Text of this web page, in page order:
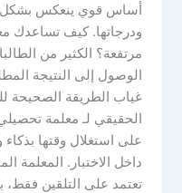
أساس قوي ينعكس بشكل
ودرجاتها. كيف تساعدك
مرتفعة؟ الكثير من
الوصول إلى النتيجة
غياب الطريقة الصحيحة
الحقيقي لـ معلمة
على استغلال وقتها بذكاء
داخل الاختبار. المعلمة
تعتمد على التلقين فقط،